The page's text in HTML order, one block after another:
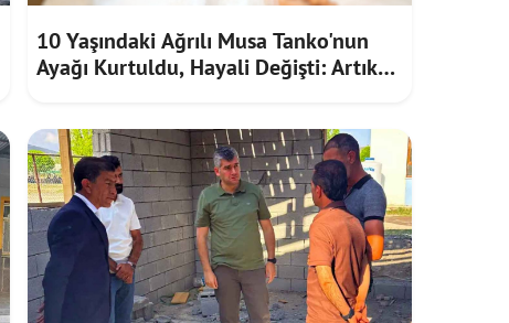
10 Yaşındaki Ağrılı Musa Tanko'nun
Ayağı Kurtuldu, Hayali Değişti: Artık